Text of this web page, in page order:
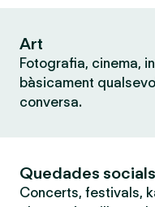
Art
Fotografia, cinema,
bàsicament
conversa.
Quedades socials
Concerts, festivals,